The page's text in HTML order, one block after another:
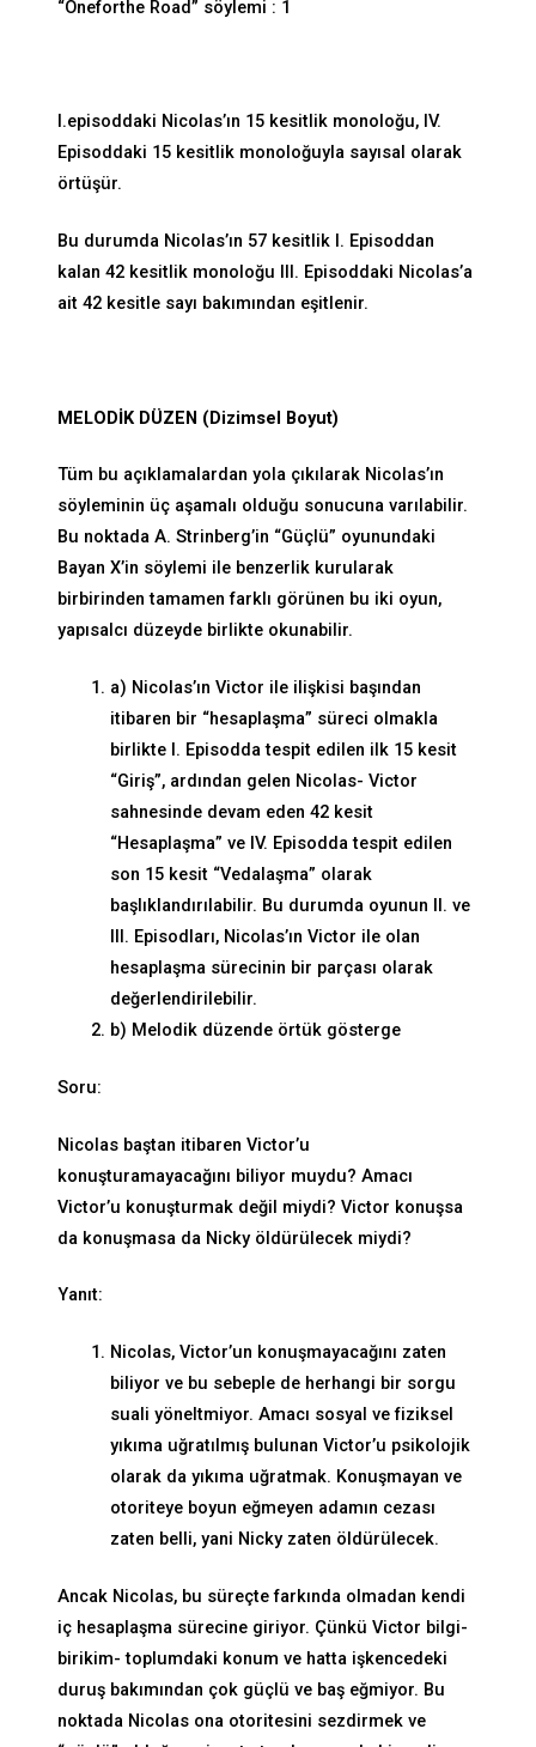
“Oneforthe Road” söylemi : 1
I.episoddaki Nicolas’ın 15 kesitlik monoloğu, IV.
Episoddaki 15 kesitlik monoloğuyla sayısal olarak
örtüşür.
Bu durumda Nicolas’ın 57 kesitlik I. Episoddan
kalan 42 kesitlik monoloğu III. Episoddaki Nicolas’a
ait 42 kesitle sayı bakımından eşitlenir.
MELODİK DÜZEN (Dizimsel Boyut)
Tüm bu açıklamalardan yola çıkılarak Nicolas’ın
söyleminin üç aşamalı olduğu sonucuna varılabilir.
Bu noktada A. Strinberg’in “Güçlü” oyunundaki
Bayan X’in söylemi ile benzerlik kurularak
birbirinden tamamen farklı görünen bu iki oyun,
yapısalcı düzeyde birlikte okunabilir.
a) Nicolas’ın Victor ile ilişkisi başından
itibaren bir “hesaplaşma” süreci olmakla
birlikte I. Episodda tespit edilen ilk 15 kesit
“Giriş”, ardından gelen Nicolas- Victor
sahnesinde devam eden 42 kesit
“Hesaplaşma” ve IV. Episodda tespit edilen
son 15 kesit “Vedalaşma” olarak
başlıklandırılabilir. Bu durumda oyunun II. ve
III. Episodları, Nicolas’ın Victor ile olan
hesaplaşma sürecinin bir parçası olarak
değerlendirilebilir.
b) Melodik düzende örtük gösterge
Soru:
Nicolas baştan itibaren Victor’u
konuşturamayacağını biliyor muydu? Amacı
Victor’u konuşturmak değil miydi? Victor konuşsa
da konuşmasa da Nicky öldürülecek miydi?
Yanıt:
Nicolas, Victor’un konuşmayacağını zaten
biliyor ve bu sebeple de herhangi bir sorgu
suali yöneltmiyor. Amacı sosyal ve fiziksel
yıkıma uğratılmış bulunan Victor’u psikolojik
olarak da yıkıma uğratmak. Konuşmayan ve
otoriteye boyun eğmeyen adamın cezası
zaten belli, yani Nicky zaten öldürülecek.
Ancak Nicolas, bu süreçte farkında olmadan kendi
iç hesaplaşma sürecine giriyor. Çünkü Victor bilgi-
birikim- toplumdaki konum ve hatta işkencedeki
duruş bakımından çok güçlü ve baş eğmiyor. Bu
noktada Nicolas ona otoritesini sezdirmek ve